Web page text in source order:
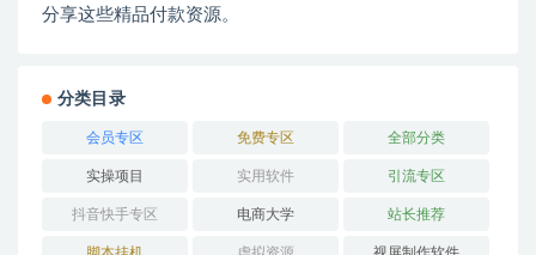
分享这些精品付款资源。
分类目录
会员专区 免费专区 全部分类
实操项目 实用软件 引流专区
抖音快手专区 电商大学 站长推荐
脚本挂机 虚拟资源 视屏制作软件